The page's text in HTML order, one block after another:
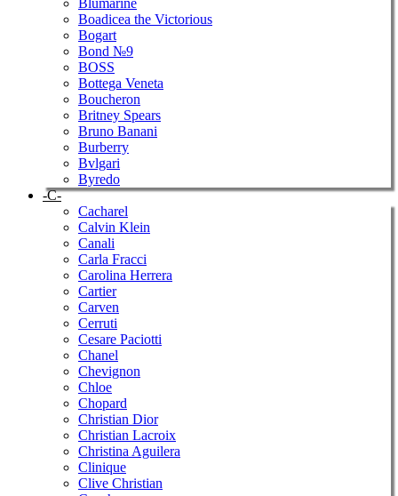
Boadicea the Victorious
Bogart
Bond №9
BOSS
Bottega Veneta
Boucheron
Britney Spears
Bruno Banani
Burberry
Bvlgari
Byredo
-C-
Cacharel
Calvin Klein
Canali
Carla Fracci
Carolina Herrera
Cartier
Carven
Cerruti
Cesare Paciotti
Chanel
Chevignon
Chloe
Chopard
Christian Dior
Christian Lacroix
Christina Aguilera
Clinique
Clive Christian